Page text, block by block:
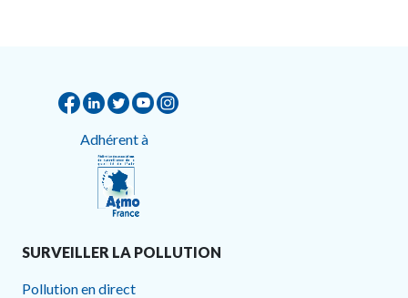
Adhérent à
SURVEILLER LA POLLUTION
Pollution en direct